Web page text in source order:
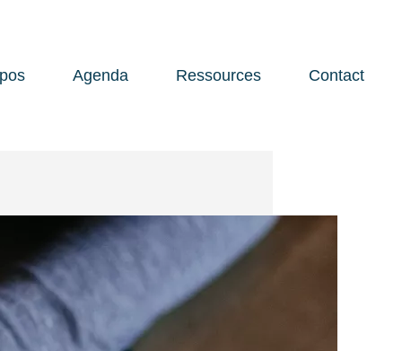
Agenda Ressources Contact